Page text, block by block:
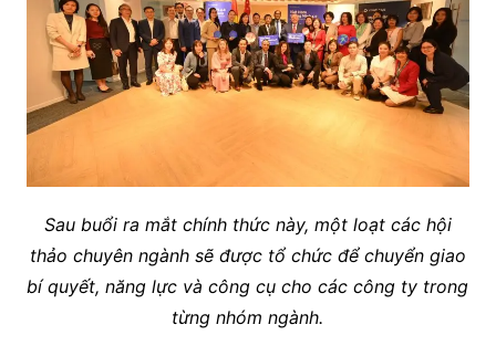
Sau buổi ra mắt chính thức này, một loạt các hội
thảo chuyên ngành sẽ được tổ chức để chuyển giao
bí quyết, năng lực và công cụ cho các công ty trong
từng nhóm ngành.